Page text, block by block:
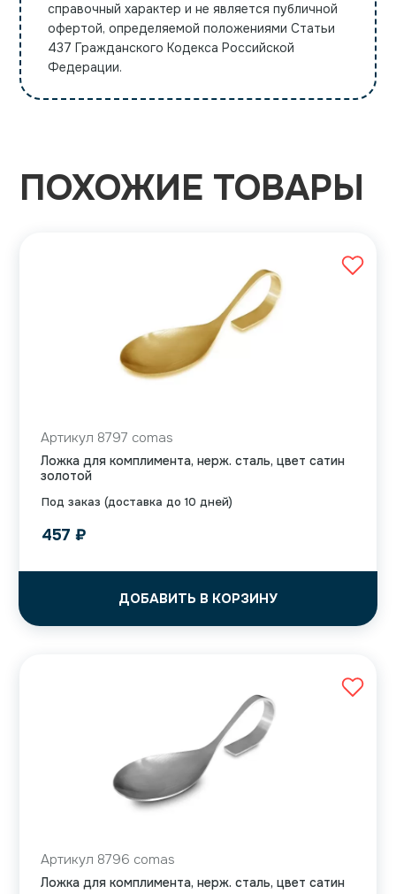
справочный характер и не является публичной
офертой, определяемой положениями Статьи
437 Гражданского Кодекса Российской
Федерации.
ПОХОЖИЕ ТОВАРЫ
Под заказ (доставка до 10 дней)
Артикул 8797 comas
Ложка для комплимента, нерж. сталь, цвет сатин
золотой
457 ₽
ДОБАВИТЬ В КОРЗИНУ
Артикул 8796 comas
Ложка для комплимента, нерж. сталь, цвет сатин